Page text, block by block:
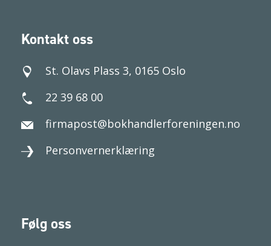
Kontakt oss
St. Olavs Plass 3, 0165 Oslo
22 39 68 00
firmapost@bokhandlerforeningen.no
Personvernerklæring
Følg oss